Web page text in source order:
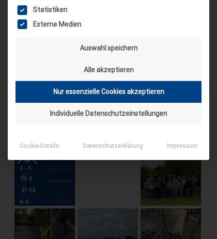
[alle Veranstaltungen]
Statistiken
Externe Medien
Auswahl speichern
Alle akzeptieren
Nur essenzielle Cookies akzeptieren
Individuelle Datenschutzeinstellungen
Cookie-Details Datenschutzerklärung Impressum